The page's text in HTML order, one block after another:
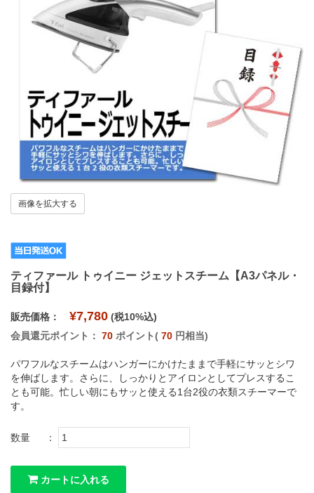
画像を拡大する
ティファール トゥイニー ジェットスチーム【A3パネル・
目録付】
販売価格： ¥7,780 (税10%込)
会員還元ポイント： 70 ポイント( 70 円相当)
パワフルなスチームはハンガーにかけたままで手軽にサッとシワ
を伸ばします。さらに、しっかりとアイロンとしてプレスするこ
とも可能。忙しい朝にもサッと使える1台2役の衣類スチーマーで
す。
数量 ：
カートに入れる